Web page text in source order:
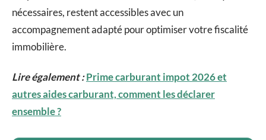
nécessaires, restent accessibles avec un
accompagnement adapté pour optimiser votre fiscalité
immobilière.
Lire également :Prime carburant impot 2026 et
autres aides carburant, comment les déclarer
ensemble ?